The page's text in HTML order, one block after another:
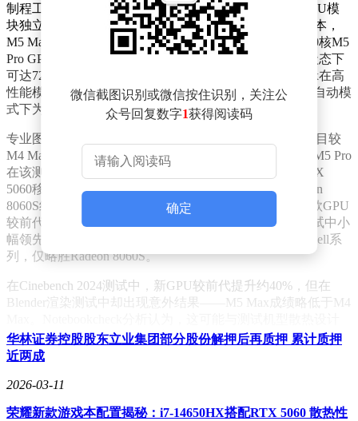
制程工艺，但创新性地引入了双芯粒设计，将CPU与GPU模
块独立封装后整合。其中M5 Pro提供16核或20核GPU版本，
M5 Max则提供32核与40核两种选择。功耗测试显示，20核M5
Pro GPU峰值功耗达38瓦，而40核M5 Max GPU在满载状态下
可达72瓦。不过受限于14英寸机型的散热设计，M5 Max在高
性能模式下仅能短暂维持峰值功耗，随后会降至44瓦（自动模
式下为60瓦/32瓦）。
专业图形测试中，40核M5 Max在3DMark Steel Nomad项目较
M4 Max提升8%，但已显著领先RTX 5070移动版。20核M5 Pro
在该测试中比Max版本慢41%，性能介于RTX 5050与RTX
5060移动版之间，同时领先AMD Strix Halo平台的Radeon
8060S约15%。在Geekbench metal与OpenCL测试中，新款GPU
较前代优势扩大至20%-26%。其中M5 Max在OpenCL测试中小
幅领先RTX 5070移动版，而M5 Pro则弱于英伟达Blackwell系
列，仅略胜Radeon 8060S。
在Cinebench 2024测试中，新GPU较前代提升约40%，但在
Blender渲染测试中却出现意外结果——M5 Max成绩略低于M4
有关，预计16英寸版本将改善这一状况。游戏性能测试显示，
虽然Mac设备并非游戏专用，但在《赛博朋克2077》等原生适
版互有胜负。不过M5 Pro表现稍逊，实际游戏中被Radeon
8060S反超，同时落后于英伟达Blackwell移动显卡全系。
微信截图识别或微信按住识别，关注公
众号回复数字1获得阅读码
确定
华林证券控股股东立业集团部分股份解押后再质押 累计质押
近两成
2026-03-11
荣耀新款游戏本配置揭秘：i7-14650HX搭配RTX 5060 散热性